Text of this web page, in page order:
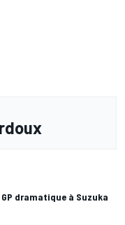
dramatique à Suzuka